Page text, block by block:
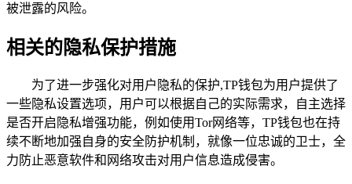
被泄露的风险。
相关的隐私保护措施
为了进一步强化对用户隐私的保护,TP钱包为用户提供了
一些隐私设置选项，用户可以根据自己的实际需求，自主选择
是否开启隐私增强功能，例如使用Tor网络等，TP钱包也在持
续不断地加强自身的安全防护机制，就像一位忠诚的卫士，全
力防止恶意软件和网络攻击对用户信息造成侵害。